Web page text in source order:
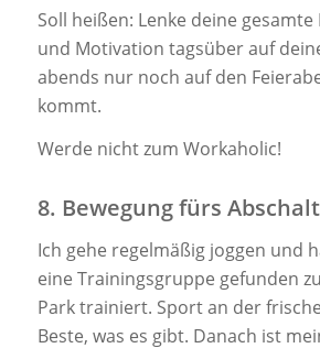
Soll heißen: Lenke deine
und Motivation tagsüber auf
abends nur noch auf den
kommt.
Werde nicht zum Workaholic!
8. Bewegung fürs
Ich gehe regelmäßig joggen und
eine Trainingsgruppe gefunden
Park trainiert. Sport an der
Beste, was es gibt. Danach ist